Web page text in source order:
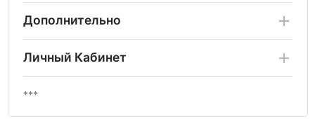
Дополнительно
Личный Кабинет
***